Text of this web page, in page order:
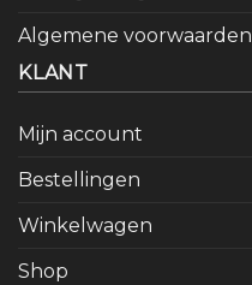
Algemene voorwaarden
KLANT
Mijn account
Bestellingen
Winkelwagen
Shop